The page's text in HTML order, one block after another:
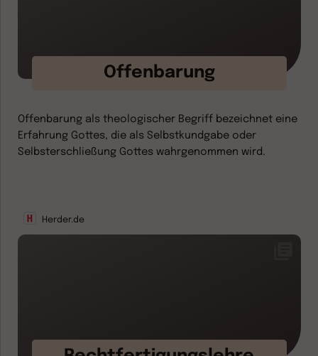
Offenbarung
Offenbarung als theologischer Begriff bezeichnet eine
Erfahrung Gottes, die als Selbstkundgabe oder
Selbsterschließung Gottes wahrgenommen wird.
Herder.de